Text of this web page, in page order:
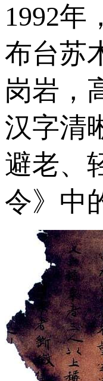
1992年
布台苏
岗岩，
汉字清
避老、
令》中